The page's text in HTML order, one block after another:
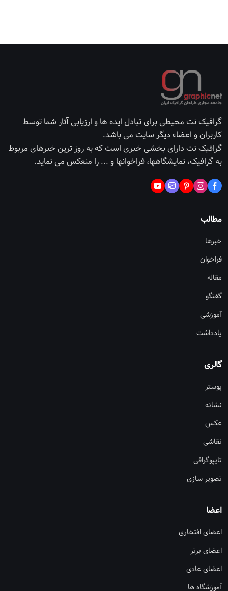
گرافیک نت محیطی برای تبادل ایده ها و ارزیابی آثار شما توسط
کاربران و اعضاء دیگر سایت می باشد.
گرافیک نت دارای بخشی خبری است که به روز ترین خبرهای مربوط
به گرافیک، نمایشگاهها، فراخوانها و ... را منعکس می نماید.
مطالب
خبرها
فراخوان
مقاله
گفتگو
آموزشی
یادداشت
گالری
پوستر
نشانه
عکس
نقاشی
تایپوگرافی
تصویر سازی
اعضا
اعضای افتخاری
اعضای برتر
اعضای عادی
آموزشگاه ها